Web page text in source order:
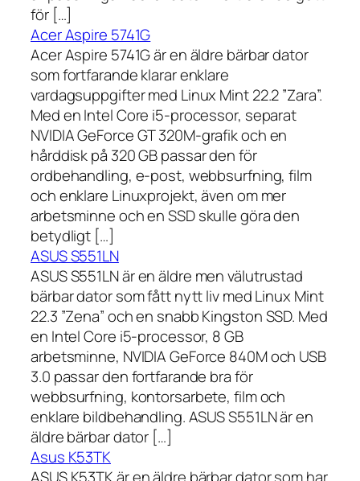
för […]
Acer Aspire 5741G
Acer Aspire 5741G är en äldre bärbar dator
som fortfarande klarar enklare
vardagsuppgifter med Linux Mint 22.2 ”Zara”.
Med en Intel Core i5-processor, separat
NVIDIA GeForce GT 320M-grafik och en
hårddisk på 320 GB passar den för
ordbehandling, e-post, webbsurfning, film
och enklare Linuxprojekt, även om mer
arbetsminne och en SSD skulle göra den
betydligt […]
ASUS S551LN
ASUS S551LN är en äldre men välutrustad
bärbar dator som fått nytt liv med Linux Mint
22.3 ”Zena” och en snabb Kingston SSD. Med
en Intel Core i5-processor, 8 GB
arbetsminne, NVIDIA GeForce 840M och USB
3.0 passar den fortfarande bra för
webbsurfning, kontorsarbete, film och
enklare bildbehandling. ASUS S551LN är en
äldre bärbar dator […]
Asus K53TK
ASUS K53TK är en äldre bärbar dator som har